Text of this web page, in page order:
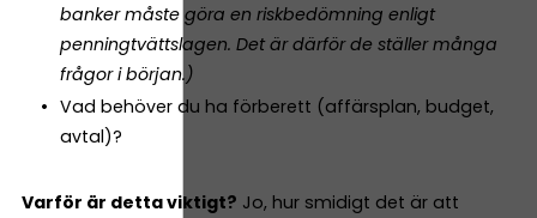
banker måste göra en riskbedömning enligt
penningtvättslagen. Det är därför de ställer många
frågor i början.)
Vad behöver du ha förberett (affärsplan, budget,
avtal)?
Varför är detta viktigt? Jo, hur smidigt det är att